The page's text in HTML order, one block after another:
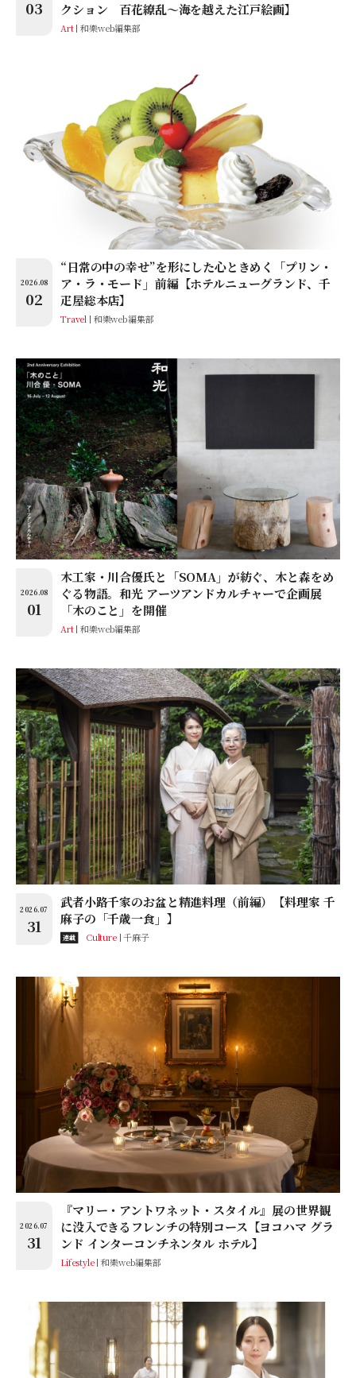
03
クション 百花繚乱〜海を越えた江戸絵画】
Art 和樂web編集部
2026.08
02
“日常の中の幸せ”を形にした心ときめく「プリン・
ア・ラ・モード」前編【ホテルニューグランド、千
疋屋総本店】
Travel 和樂web編集部
2026.08
01
木工家・川合優氏と「SOMA」が紡ぐ、木と森をめ
ぐる物語。和光 アーツアンドカルチャーで企画展
「木のこと」を開催
Art 和樂web編集部
2026.07
31
武者小路千家のお盆と精進料理（前編）【料理家 千
麻子の「千歳一食」】
連載 Culture 千麻子
2026.07
31
『マリー・アントワネット・スタイル』展の世界観
に没入できるフレンチの特別コース【ヨコハマ グラ
ンド インターコンチネンタル ホテル】
Lifestyle 和樂web編集部